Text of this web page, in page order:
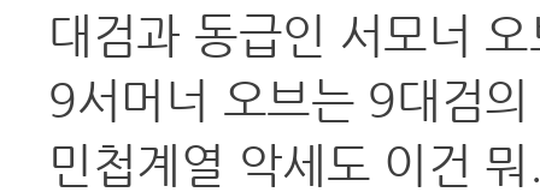
대검과 동급인 서모너
9서머너 오브는 9대검
민첩계열 악세도 이건